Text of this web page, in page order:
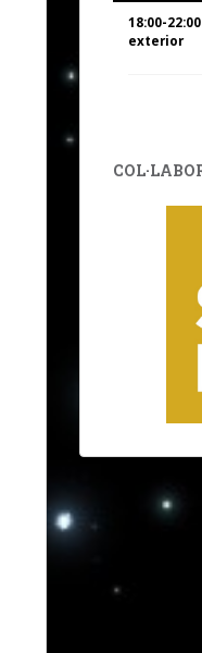
18:00-22:00
exterior